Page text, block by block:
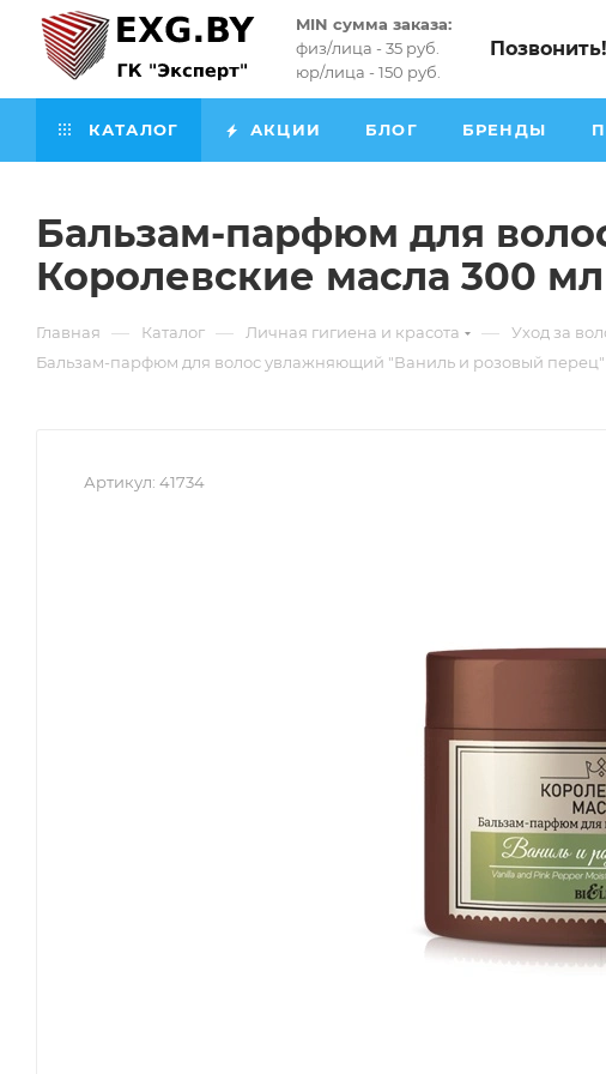
MIN сумма заказа:
физ/лица - 35 руб.
юр/лица - 150 руб.
Позвонить!
КАТАЛОГ АКЦИИ БЛОГ БРЕНДЫ
Бальзам-парфюм для
Королевские масла 300 мл
Главная — Каталог — Личная гигиена и красота — Уход за
Бальзам-парфюм для волос увлажняющий "Ваниль и розовый
Артикул: 41734